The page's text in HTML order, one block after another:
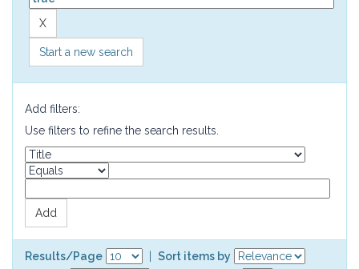
Start a new search
Add filters:
Use filters to refine the search results.
Results/Page
Sort items by